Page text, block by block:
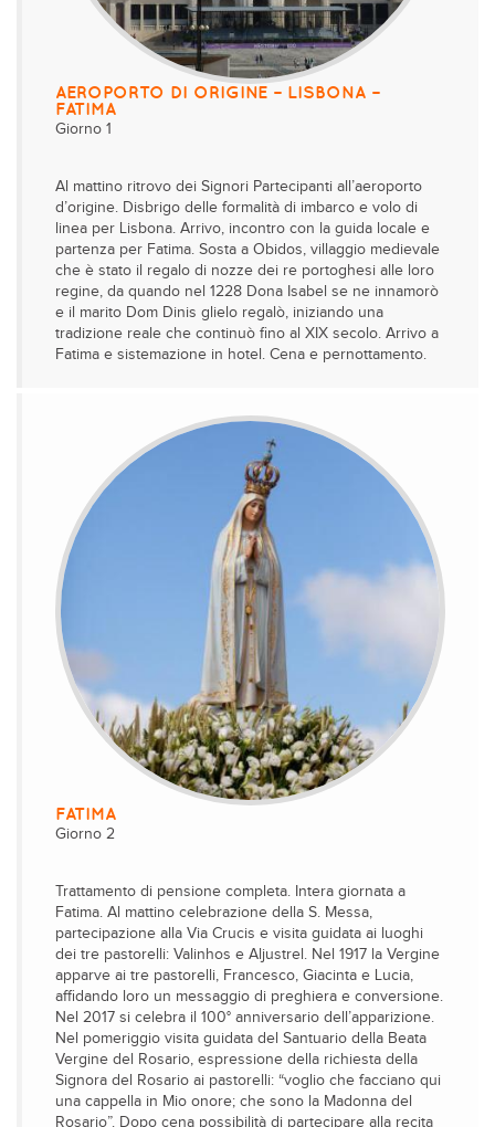
AEROPORTO DI ORIGINE – LISBONA –
FATIMA
Giorno 1
Al mattino ritrovo dei Signori Partecipanti all’aeroporto
d’origine. Disbrigo delle formalità di imbarco e volo di
linea per Lisbona. Arrivo, incontro con la guida locale e
partenza per Fatima. Sosta a Obidos, villaggio medievale
che è stato il regalo di nozze dei re portoghesi alle loro
regine, da quando nel 1228 Dona Isabel se ne innamorò
e il marito Dom Dinis glielo regalò, iniziando una
tradizione reale che continuò fino al XIX secolo. Arrivo a
Fatima e sistemazione in hotel. Cena e pernottamento.
FATIMA
Giorno 2
Trattamento di pensione completa. Intera giornata a
Fatima. Al mattino celebrazione della S. Messa,
partecipazione alla Via Crucis e visita guidata ai luoghi
dei tre pastorelli: Valinhos e Aljustrel. Nel 1917 la Vergine
apparve ai tre pastorelli, Francesco, Giacinta e Lucia,
affidando loro un messaggio di preghiera e conversione.
Nel 2017 si celebra il 100° anniversario dell’apparizione.
Nel pomeriggio visita guidata del Santuario della Beata
Vergine del Rosario, espressione della richiesta della
Signora del Rosario ai pastorelli: “voglio che facciano qui
una cappella in Mio onore; che sono la Madonna del
Rosario”. Dopo cena possibilità di partecipare alla recita